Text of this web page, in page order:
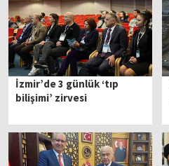
İzmir’de 3 günlük ‘tıp
bilişimi’ zirvesi